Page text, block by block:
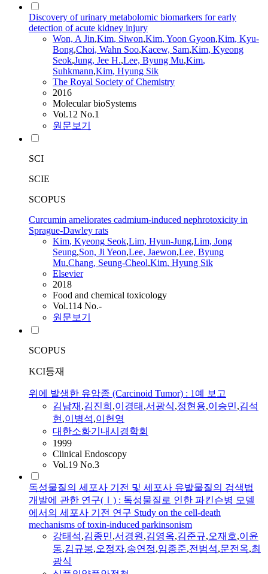
Discovery of urinary metabolomic biomarkers for early
detection of acute kidney injury
Won, A Jin,Kim, Siwon,Kim, Yoon Gyoon,Kim, Kyu-
Bong,Choi, Wahn Soo,Kacew, Sam,Kim, Kyeong
Seok,Jung, Jee H.,Lee, Byung Mu,Kim,
Suhkmann,Kim, Hyung Sik
The Royal Society of Chemistry
2016
Molecular bioSystems
Vol.12 No.1
원문보기
SCI
SCIE
SCOPUS
Curcumin ameliorates cadmium-induced nephrotoxicity in
Sprague-Dawley rats
Kim, Kyeong Seok,Lim, Hyun-Jung,Lim, Jong
Seung,Son, Ji Yeon,Lee, Jaewon,Lee, Byung
Mu,Chang, Seung-Cheol,Kim, Hyung Sik
Elsevier
2018
Food and chemical toxicology
Vol.114 No.-
원문보기
SCOPUS
KCI등재
위에 발생한 유암종 (Carcinoid Tumor) : 1예 보고
김남재 ,김진희 ,이경태 ,서광식,정현용,이승민,김석
현,이병석,이헌영
대한소화기내시경학회
1999
Clinical Endoscopy
Vol.19 No.3
독성물질의 세포사 기전 및 세포사 유발물질의 검색법
개발에 관한 연구(Ⅰ) : 독성물질로 인한 파킨슨병 모델
에서의 세포사 기전 연구 Study on the cell-death
mechanisms of toxin-induced parkinsonism
강태석,김종민,서경원,김영옥,김준규,오재호,이윤
동,김규봉,오정자,송연정,임종준,전범석,문전옥,최
광식